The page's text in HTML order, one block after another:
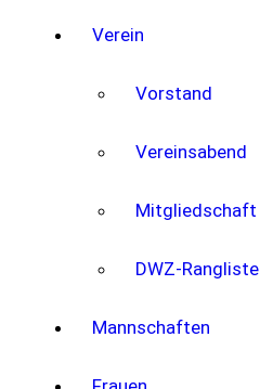
Verein
Vorstand
Vereinsabend
Mitgliedschaft
DWZ-Rangliste
Mannschaften